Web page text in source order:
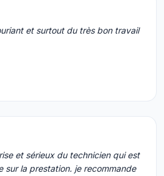
et surtout du très bon travail
et sérieux du technicien qui est
sur la prestation. je recommande